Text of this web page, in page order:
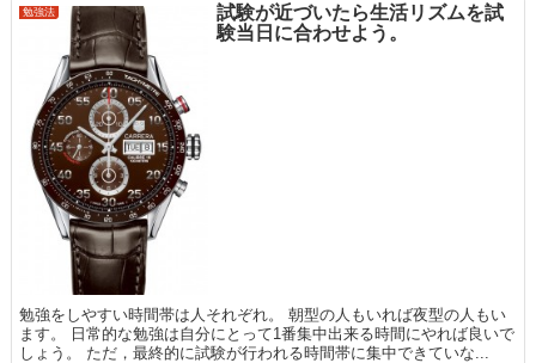
勉強法
試験が近づいたら生活リズムを試
験当日に合わせよう。
勉強をしやすい時間帯は人それぞれ。 朝型の人もいれば夜型の人もい
ます。 日常的な勉強は自分にとって1番集中出来る時間にやれば良いで
しょう。 ただ，最終的に試験が行われる時間帯に集中できていな...